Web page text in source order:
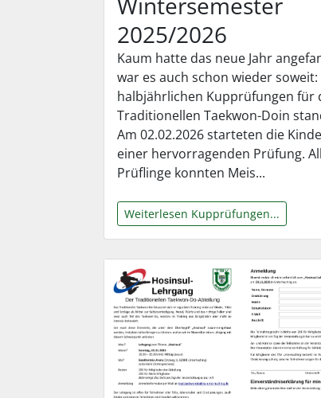
2025/2026
Kaum hatte das neue Jahr
war es auch schon wieder soweit:
halbjährlichen Kupprüfungen für
Traditionellen Taekwon-Doin
Am 02.02.2026 starteten die
einer hervorragenden Prüfung.
Prüflinge konnten Meis...
Weiterlesen Kupprüfungen...